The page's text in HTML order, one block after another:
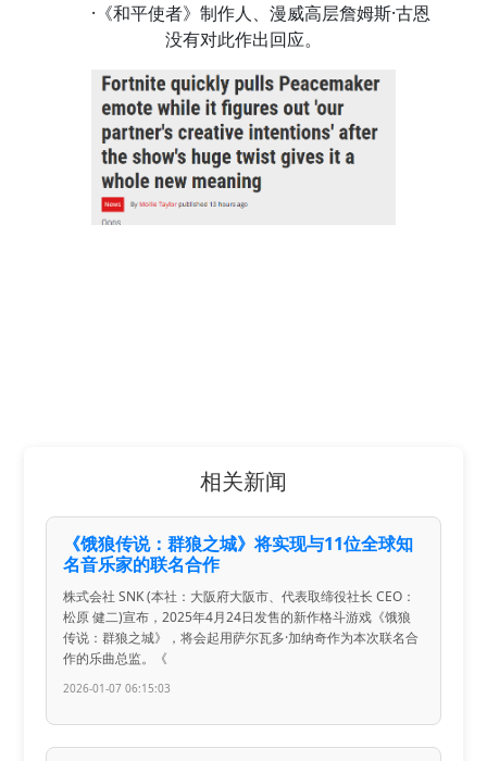
·《和平使者》制作人、漫威高层詹姆斯·古恩
没有对此作出回应。
相关新闻
《饿狼传说：群狼之城》将实现与11位全球知
名音乐家的联名合作
株式会社 SNK (本社：大阪府大阪市、代表取缔役社长 CEO：
松原 健二)宣布，2025年4月24日发售的新作格斗游戏《饿狼
传说：群狼之城》，将会起用萨尔瓦多·加纳奇作为本次联名合
作的乐曲总监。《
2026-01-07 06:15:03